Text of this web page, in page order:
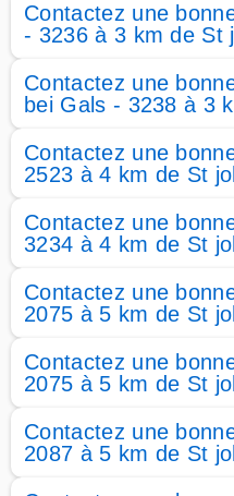
Contactez une
- 3236 à 3 km de St
Contactez une
bei Gals - 3238 à 3
Contactez une
2523 à 4 km de St
Contactez une
3234 à 4 km de St
Contactez une
2075 à 5 km de St
Contactez une
2075 à 5 km de St
Contactez une
2087 à 5 km de St